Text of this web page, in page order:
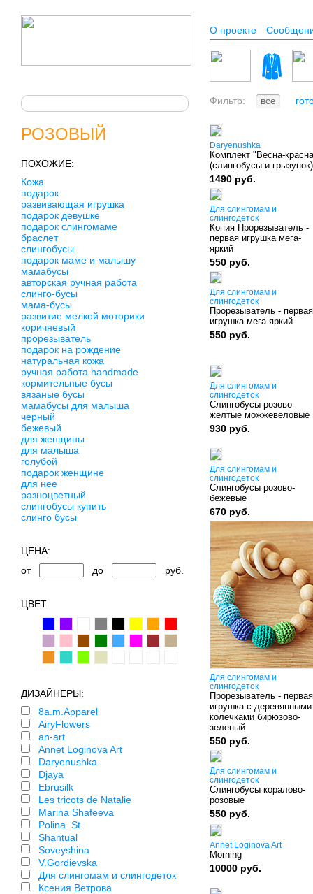
О проекте
РОЗОВЫЙ
ПОХОЖИЕ:
Кожа
подарок
развивающая игрушка
подарок девушке
подарок слингомаме
браслет
слингобусы
подарок маме и малышу
мамабусы
авторская ручная работа
слинго-бусы
мама-бусы
развитие мелкой моторики
коричневый
прорезыватель
подарок на рождение
натуральная кожа
ручная работа handmade
кормительные бусы
вязаные бусы
мамабусы для малыша
черный
бежевый
для женщины
для малыша
голубой
подарок женщине
для нее
разноцветный
слингобусы купить
слинго бусы
ЦЕНА:
от
до руб.
ЦВЕТ:
ДИЗАЙНЕРЫ:
8a.m.Apparel
AiryFlowers
an-art
Annet Loginova Art
Daryenushka
Djaya
Ebrusilk
Les tricots de Natalie
Marina Shafeeva
Polina_St
Shantual
Soveyshina
V.Gordievska
Для слингомам и слингодеток
Ксения Ветрова
Фильтр: все
Daryenushka
Комплект "Весна-
(слингобусы и грызунок)
1490 руб.
Для слингомам и
слингодеток
Копия Прорезыватель -
первая игрушка мега-
яркий
550 руб.
Для слингомам и
слингодеток
Прорезыватель - первая
игрушка мега-яркий
550 руб.
Для слингомам и
слингодеток
Слингобусы розово-
желтые можжевеловые
930 руб.
Для слингомам и
слингодеток
Слингобусы розово-
бежевые
670 руб.
Для слингомам и
слингодеток
Прорезыватель - первая
игрушка с деревянными
колечками бирюзово-
зеленый
550 руб.
Для слингомам и
слингодеток
Слингобусы коралово-
розовые
550 руб.
Annet Loginova Art
Morning
10000 руб.